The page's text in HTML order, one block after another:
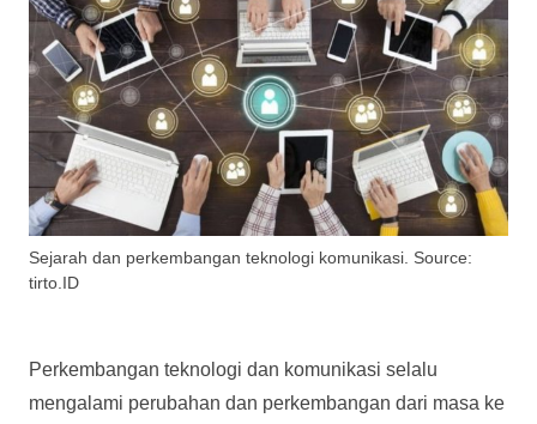
Sejarah dan perkembangan teknologi komunikasi. Source:
tirto.ID
Perkembangan teknologi dan komunikasi selalu
mengalami perubahan dan perkembangan dari masa ke